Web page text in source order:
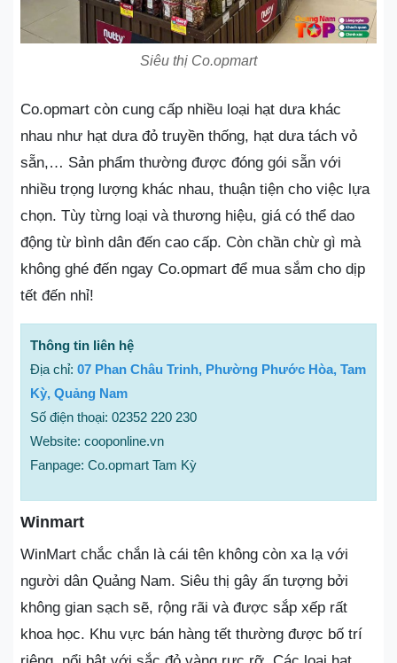
Siêu thị Co.opmart
Co.opmart còn cung cấp nhiều loại hạt dưa khác
nhau như hạt dưa đỏ truyền thống, hạt dưa tách vỏ
sẵn,… Sản phẩm thường được đóng gói sẵn với
nhiều trọng lượng khác nhau, thuận tiện cho việc lựa
chọn. Tùy từng loại và thương hiệu, giá có thể dao
động từ bình dân đến cao cấp. Còn chần chừ gì mà
không ghé đến ngay Co.opmart để mua sắm cho dịp
tết đến nhỉ!
Thông tin liên hệ
Địa chỉ: 07 Phan Châu Trinh, Phường Phước Hòa, Tam
Kỳ, Quảng Nam
Số điện thoại: 02352 220 230
Website: cooponline.vn
Fanpage: Co.opmart Tam Kỳ
Winmart
WinMart chắc chắn là cái tên không còn xa lạ với
người dân Quảng Nam. Siêu thị gây ấn tượng bởi
không gian sạch sẽ, rộng rãi và được sắp xếp rất
khoa học. Khu vực bán hàng tết thường được bố trí